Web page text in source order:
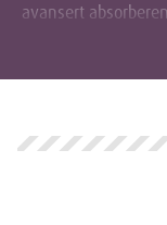
avansert
Alle våre bleier er
har også praktiske